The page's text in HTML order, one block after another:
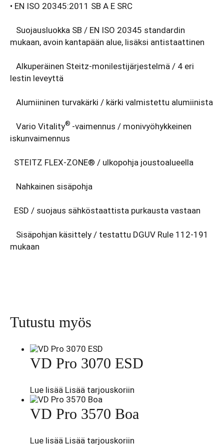
• EN ISO 20345:2011 SB A E SRC
Suojausluokka SB / EN ISO 20345 standardin
mukaan, avoin kantapään alue, lisäksi antistaattinen
Alkuperäinen Steitz-monilestijärjestelmä / 4 eri
lestin leveyttä
Alumiininen turvakärki / kärki valmistettu alumiinista
Vario Vitality® -vaimennus / monivyöhykkeinen
iskunvaimennus
STEITZ FLEX-ZONE® / ulkopohja joustoalueella
Nahkainen sisäpohja
ESD / suojaus sähköstaattista purkausta vastaan
Sisäpohjan käsittely / testattu DGUV Rule 112-191
mukaan
Tutustu myös
VD Pro 3070 ESD
Lue lisää Lisää tarjouskoriin
VD Pro 3570 Boa
Lue lisää Lisää tarjouskoriin